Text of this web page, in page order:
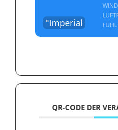
°Imperial
QR-CODE DER